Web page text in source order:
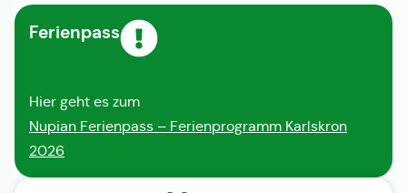
Ferienpass
Hier geht es zum
Nupian Ferienpass – Ferienprogramm Karlskron
2026